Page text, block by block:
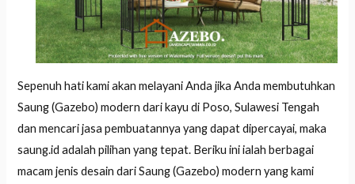
Sepenuh hati kami akan melayani Anda jika Anda membutuhkan
Saung (Gazebo) modern dari kayu di Poso, Sulawesi Tengah
dan mencari jasa pembuatannya yang dapat dipercayai, maka
saung.id adalah pilihan yang tepat. Beriku ini ialah berbagai
macam jenis desain dari Saung (Gazebo) modern yang kami